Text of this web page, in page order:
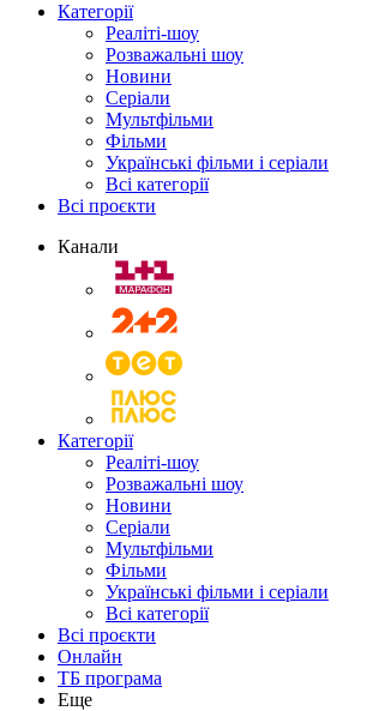
Категорії
Реаліті-шоу
Розважальні шоу
Новини
Серіали
Мультфільми
Фільми
Українські фільми і серіали
Всі категорії
Всі проєкти
Канали
Категорії
Реаліті-шоу
Розважальні шоу
Новини
Серіали
Мультфільми
Фільми
Українські фільми і серіали
Всі категорії
Всі проєкти
Онлайн
ТБ програма
Еще